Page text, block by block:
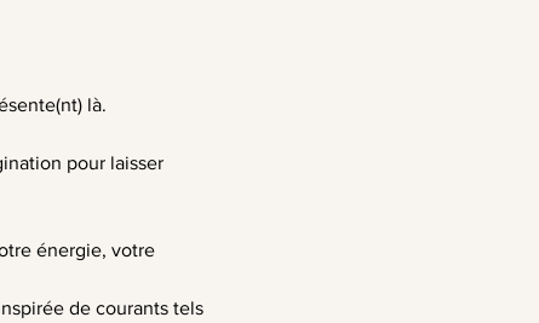
là.
pour laisser
énergie, votre
de courants tels